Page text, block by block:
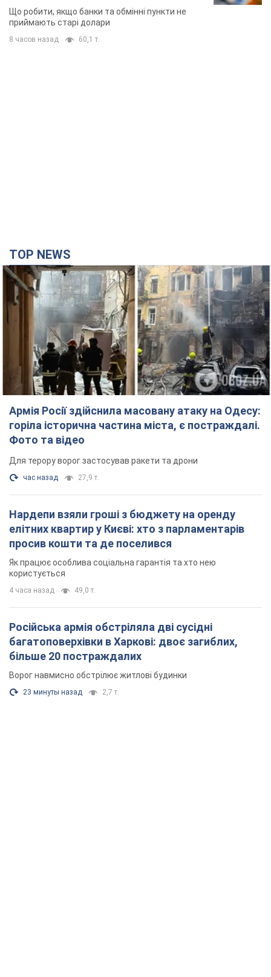
Що робити, якщо банки та обмінні пункти не
приймають старі долари
8 часов назад 60,1 т.
TOP NEWS
Армія Росії здійснила масовану атаку на Одесу:
горіла історична частина міста, є постраждалі.
Фото та відео
Для терору ворог застосував ракети та дрони
час назад 27,9 т.
Нардепи взяли гроші з бюджету на оренду
елітних квартир у Києві: хто з парламентарів
просив кошти та де поселився
Як працює особлива соціальна гарантія та хто нею
користується
4 часа назад 49,0 т.
Російська армія обстріляла дві сусідні
багатоповерхівки в Харкові: двоє загиблих,
більше 20 постраждалих
Ворог навмисно обстрілює житлові будинки
23 минуты назад 2,7 т.